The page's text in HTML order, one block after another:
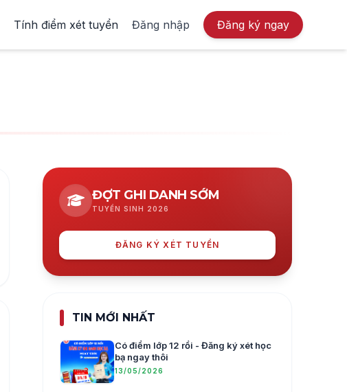
Tính điểm xét tuyển Đăng nhập Đăng ký ngay
ĐỢT GHI DANH SỚM
TUYỂN SINH 2026
ĐĂNG KÝ XÉT TUYỂN
TIN MỚI NHẤT
Có điểm lớp 12 rồi - Đăng ký xét học
bạ ngay thôi
13/05/2026